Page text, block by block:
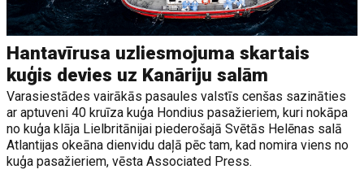
Hantavīrusa uzliesmojuma skartais
kuģis devies uz Kanāriju salām
Varasiestādes vairākās pasaules valstīs cenšas sazināties
ar aptuveni 40 kruīza kuģa Hondius pasažieriem, kuri nokāpa
no kuģa klāja Lielbritānijai piederošajā Svētās Helēnas salā
Atlantijas okeāna dienvidu daļā pēc tam, kad nomira viens no
kuģa pasažieriem, vēsta Associated Press.